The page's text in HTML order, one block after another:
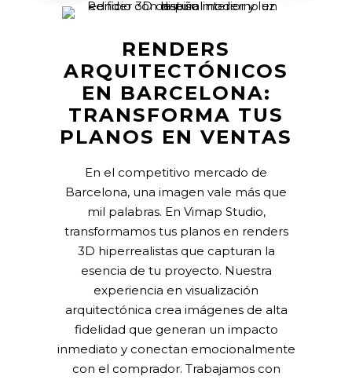
RENDERS
ARQUITECTÓNICOS
EN BARCELONA:
TRANSFORMA TUS
PLANOS EN VENTAS
En el competitivo mercado de
Barcelona, una imagen vale más que
mil palabras. En Vimap Studio,
transformamos tus planos en renders
3D hiperrealistas que capturan la
esencia de tu proyecto. Nuestra
experiencia en visualización
arquitectónica crea imágenes de alta
fidelidad que generan un impacto
inmediato y conectan emocionalmente
con el comprador. Trabajamos con